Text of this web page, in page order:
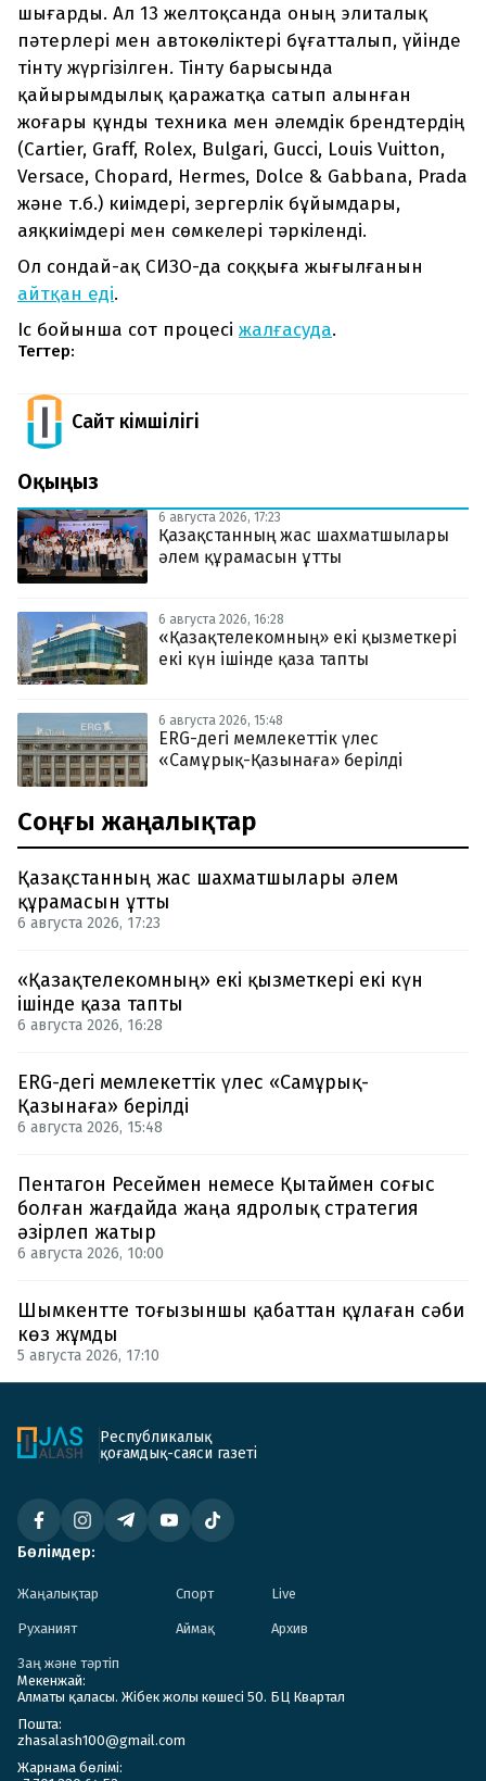
шығарды. Ал 13 желтоқсанда оның элиталық
пәтерлері мен автокөліктері бұғатталып, үйінде
тінту жүргізілген. Тінту барысында
қайырымдылық қаражатқа сатып алынған
жоғары құнды техника мен әлемдік брендтердің
(Cartier, Graff, Rolex, Bulgari, Gucci, Louis Vuitton,
Versace, Chopard, Hermes, Dolce & Gabbana, Prada
және т.б.) киімдері, зергерлік бұйымдары,
аяқкиімдері мен сөмкелері тәркіленді.
Ол сондай-ақ СИЗО-да соққыға жығылғанын
айтқан еді.
Іс бойынша сот процесі жалғасуда.
Тегтер:
Сайт Әкімшілігі
Оқыңыз
6 августа 2026, 17:23
Қазақстанның жас шахматшылары
әлем құрамасын ұтты
6 августа 2026, 16:28
«Қазақтелекомның» екі қызметкері
екі күн ішінде қаза тапты
6 августа 2026, 15:48
ERG-дегі мемлекеттік үлес
«Самұрық-Қазынаға» берілді
Соңғы жаңалықтар
Қазақстанның жас шахматшылары әлем
құрамасын ұтты
6 августа 2026, 17:23
«Қазақтелекомның» екі қызметкері екі күн
ішінде қаза тапты
6 августа 2026, 16:28
ERG-дегі мемлекеттік үлес «Самұрық-
Қазынаға» берілді
6 августа 2026, 15:48
Пентагон Ресеймен немесе Қытаймен соғыс
болған жағдайда жаңа ядролық стратегия
әзірлеп жатыр
6 августа 2026, 10:00
Шымкентте тоғызыншы қабаттан құлаған сәби
көз жұмды
5 августа 2026, 17:10
Республикалық
қоғамдық-саяси газеті
Бөлімдер:
Жаңалықтар Спорт Live
Руханият Аймақ Архив
Заң және тәртіп
Мекенжай:
Алматы қаласы. Жібек жолы көшесі 50. БЦ Квартал
Пошта:
zhasalash100@gmail.com
Жарнама бөлімі: